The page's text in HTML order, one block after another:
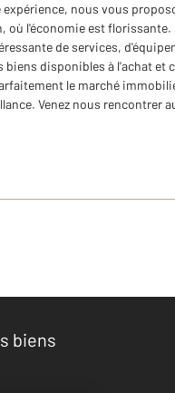
nous vous
où l'économie est
de services,
disponibles à l'achat et
le marché
Venez nous rencontrer
biens